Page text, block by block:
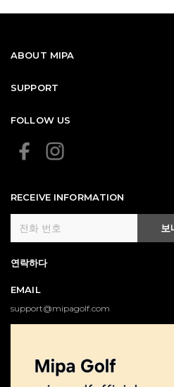
ABOUT MIPA
SUPPORT
FOLLOW US
RECEIVE INFORMATION
보
연락하다
EMAIL
support@mipagolf.com